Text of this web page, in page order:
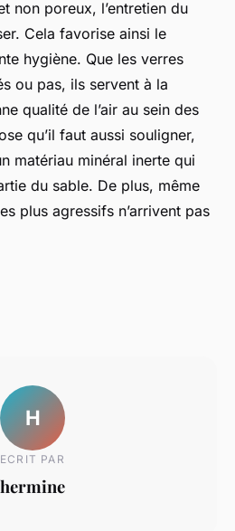
non poreux, l’entretien du
Cela favorise ainsi le
hygiène. Que les verres
ou pas, ils servent à la
qualité de l’air au sein des
qu’il faut aussi souligner,
matériau minéral inerte qui
du sable. De plus, même
plus agressifs n’arrivent pas
H
ECRIT PAR
hermine